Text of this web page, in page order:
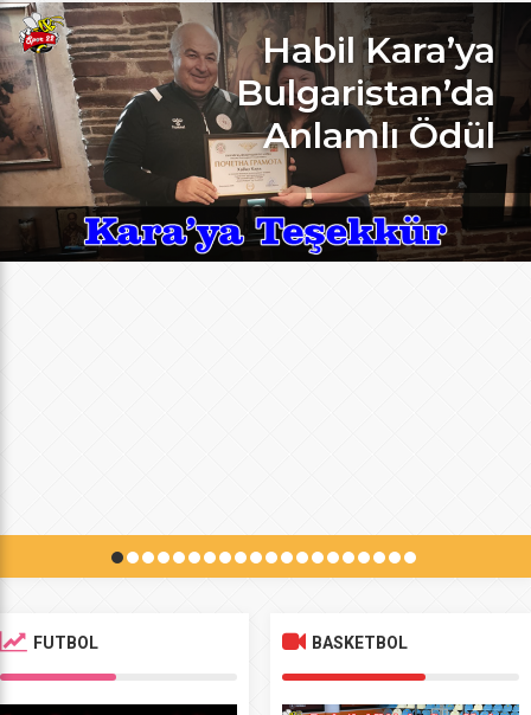
rekoru kırıldı. REKOR KATILIMA
REKORLU AÇILIŞ Edirne Okullar
Arası Genç Kızlar A Kategorisi
Voleybol İl Şampiyonluğu maçlarına
bu yıl 8 grupta toplam […]
Habil Kara’ya
Bulgaristan’da
Anlamlı Ödül
FUTBOL BASKETBOL